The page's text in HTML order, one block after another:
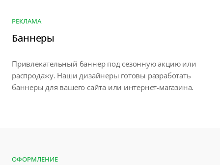
РЕКЛАМА
Баннеры
Привлекательный баннер под сезонную акцию или
распродажу. Наши дизайнеры готовы разработать
баннеры для вашего сайта или интернет-магазина.
ОФОРМЛЕНИЕ